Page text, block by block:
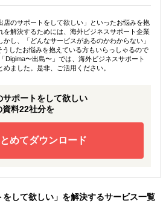
店のサポートをして欲しい」といったお悩みを抱
を解決するためには、海外ビジネスサポート企業
し、「どんなサービスがあるのかわからない」
うしたお悩みを抱えている方もいらっしゃるので
Digima〜出島〜」では、海外ビジネスサポート
ました。是非、ご活用ください。
サポートをして欲しい
資料22社分を
めてダウンロード
をして欲しい」を解決するサービス一覧